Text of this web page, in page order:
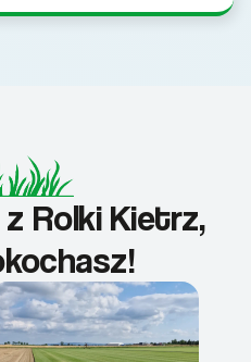
Rolki Kietrz,